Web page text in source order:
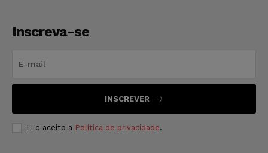
Inscreva-se
INSCREVER
Li e aceito a Política de privacidade.